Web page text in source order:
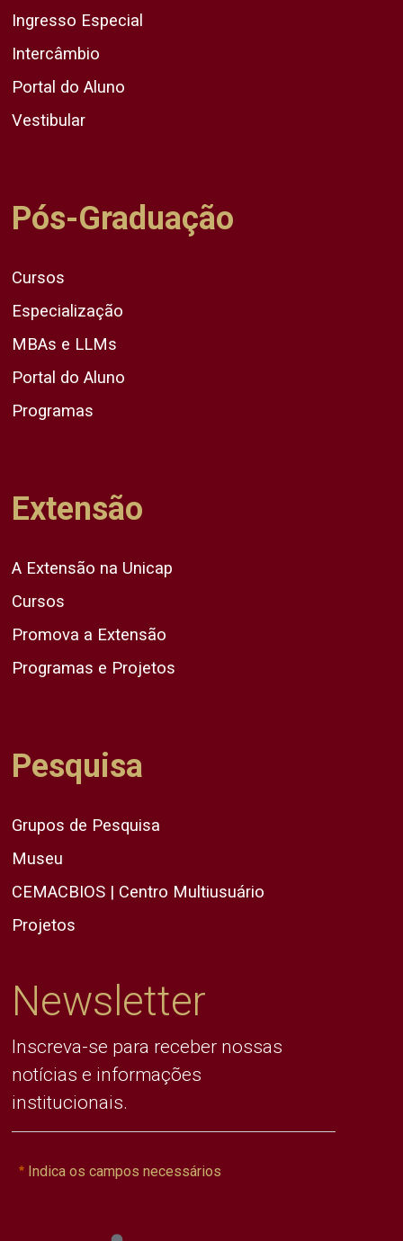
Ingresso Especial
Intercâmbio
Portal do Aluno
Vestibular
Pós-Graduação
Cursos
Especialização
MBAs e LLMs
Portal do Aluno
Programas
Extensão
A Extensão na Unicap
Cursos
Promova a Extensão
Programas e Projetos
Pesquisa
Grupos de Pesquisa
Museu
CEMACBIOS | Centro Multiusuário
Projetos
Newsletter
Inscreva-se para receber nossas
notícias e informações
institucionais.
Indica os campos necessários